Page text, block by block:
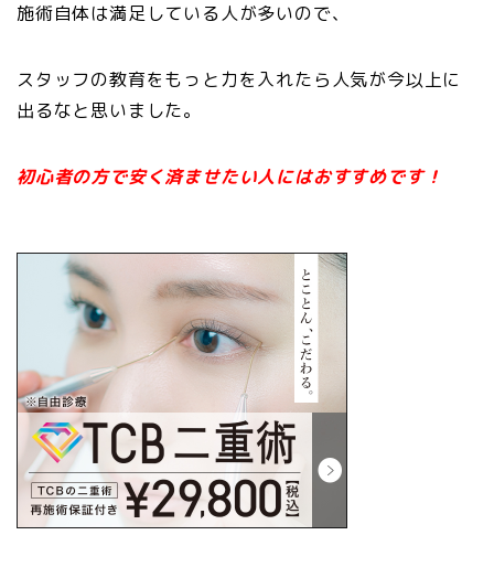
施術自体は満足している人が多いので、
スタッフの教育をもっと力を入れたら人気が今以上に
出るなと思いました。
初心者の方で安く済ませたい人にはおすすめです！